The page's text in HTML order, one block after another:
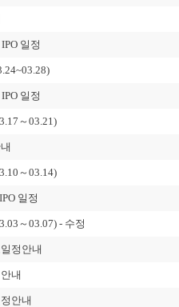
일정
일정
～03.21)
～03.14)
일정
～03.07) - 수정
정안내
내
안내